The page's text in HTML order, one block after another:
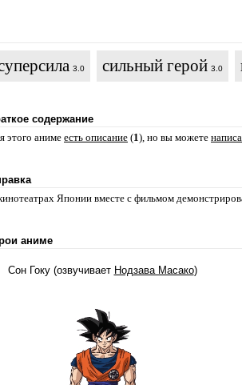
3.0 сильный герой 3.0
содержание
этого аниме есть описание (1), но вы можете
Японии вместе с фильмом
аниме
Сон Гоку (озвучивает Нодзава Масако)